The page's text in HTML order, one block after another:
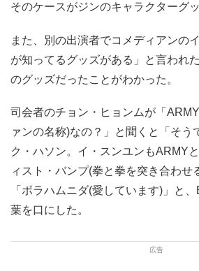
そのケースがジンのキャラクターグ
また、別の出演者でコメディアンの
が知ってるグッズがある」と言われ
のグッズだったことがわかった。
司会者のチョン・ヒョンムが「
ァンの名称)なの？」と聞くと「そう
ク・ハソン。イ・スンユンもARMY
ィスト・バンプ(拳と拳を突き合わせ
「ボラハムニダ(愛しています)」と
葉を口にした。